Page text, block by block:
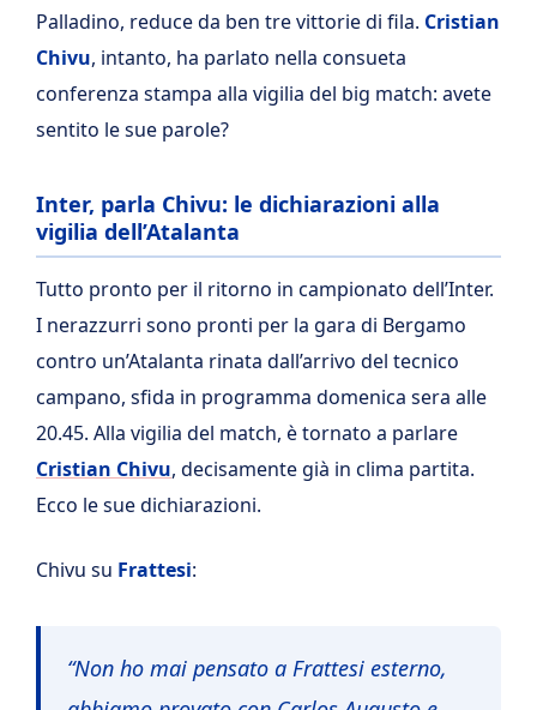
Palladino, reduce da ben tre vittorie di fila. Cristian
Chivu, intanto, ha parlato nella consueta
conferenza stampa alla vigilia del big match: avete
sentito le sue parole?
Inter, parla Chivu: le dichiarazioni alla
vigilia dell’Atalanta
Tutto pronto per il ritorno in campionato dell’Inter.
I nerazzurri sono pronti per la gara di Bergamo
contro un’Atalanta rinata dall’arrivo del tecnico
campano, sfida in programma domenica sera alle
20.45. Alla vigilia del match, è tornato a parlare
Cristian Chivu, decisamente già in clima partita.
Ecco le sue dichiarazioni.
Chivu su Frattesi:
“Non ho mai pensato a Frattesi esterno,